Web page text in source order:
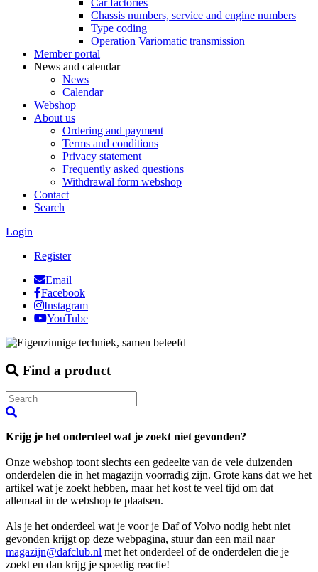
Car factories
Chassis numbers, service and engine numbers
Type coding
Operation Variomatic transmission
Member portal
News and calendar
News
Calendar
Webshop
About us
Ordering and payment
Terms and conditions
Privacy statement
Frequently asked questions
Withdrawal form webshop
Contact
Search
Login
Register
Email
Facebook
Instagram
YouTube
Find a product
Krijg je het onderdeel wat je zoekt niet gevonden?
Onze webshop toont slechts een gedeelte van de vele duizenden
onderdelen die in het magazijn voorradig zijn. Grote kans dat we het
artikel wat je zoekt hebben, maar het kost te veel tijd om dat
allemaal in de webshop te plaatsen.
Als je het onderdeel wat je voor je Daf of Volvo nodig hebt niet
gevonden krijgt op deze webpagina, stuur dan een mail naar
magazijn@dafclub.nl met het onderdeel of de onderdelen die je
zoekt en dan krijg je spoedig reactie!